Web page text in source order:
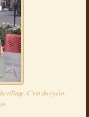
village. C'est du cyclo-